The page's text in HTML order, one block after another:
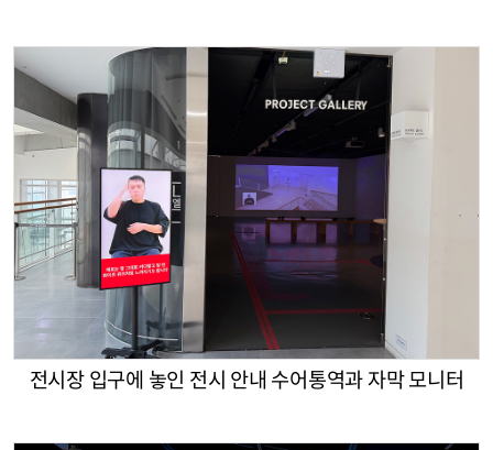
전시장 입구에 놓인 전시 안내 수어통역과 자막 모니터